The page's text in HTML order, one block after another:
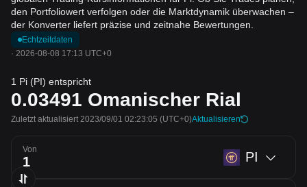
den Portfoliowert verfolgen oder die Marktdynamik überwachen –
der Konverter liefert präzise und zeitnahe Bewertungen.
Echtzeitdaten
· 2026-08-08 17:13 UTC+0
1 Pi (PI) entspricht
0.03491 Omanischer Rial
Zuletzt aktualisiert 2023/09/01 02:23:05 (UTC+0)Aktualisieren
Von PI